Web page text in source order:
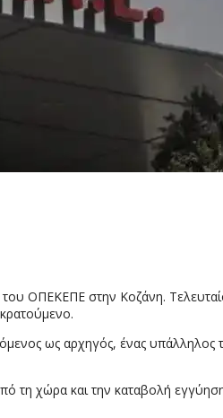
ΟΠΕΚΕΠΕ στην Κοζάνη.
ως αρχηγός, ένας
τη χώρα και την καταβολή